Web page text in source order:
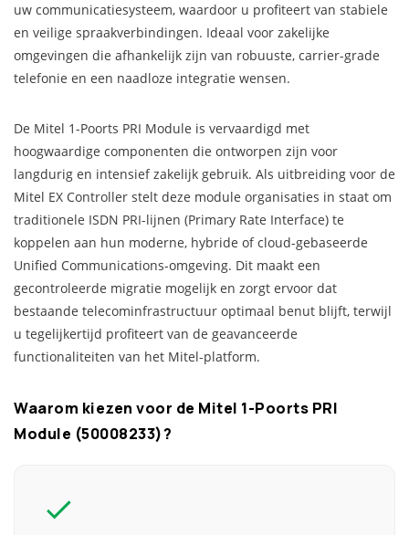
uw communicatiesysteem, waardoor u profiteert van stabiele
en veilige spraakverbindingen. Ideaal voor zakelijke
omgevingen die afhankelijk zijn van robuuste, carrier-grade
telefonie en een naadloze integratie wensen.
De Mitel 1-Poorts PRI Module is vervaardigd met
hoogwaardige componenten die ontworpen zijn voor
langdurig en intensief zakelijk gebruik. Als uitbreiding voor de
Mitel EX Controller stelt deze module organisaties in staat om
traditionele ISDN PRI-lijnen (Primary Rate Interface) te
koppelen aan hun moderne, hybride of cloud-gebaseerde
Unified Communications-omgeving. Dit maakt een
gecontroleerde migratie mogelijk en zorgt ervoor dat
bestaande telecominfrastructuur optimaal benut blijft, terwijl
u tegelijkertijd profiteert van de geavanceerde
functionaliteiten van het Mitel-platform.
Waarom kiezen voor de Mitel 1-Poorts PRI
Module (50008233)?